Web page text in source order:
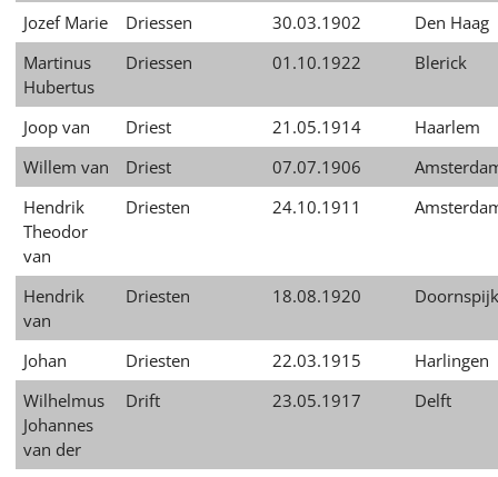
Jozef Marie Driessen 30.03.1902
Den Haag
Martinus
Hubertus
Driessen 01.10.1922 Blerick
Joop van Driest 21.05.1914
Haarlem
Willem van
Driest 07.07.1906
Hendrik
Theodor
van
Driesten 24.10.1911
Hendrik
van
Driesten 18.08.1920 Doornspijk
Johan Driesten 22.03.1915
Harlingen
Wilhelmus
Johannes
van der
Drift 23.05.1917 Delft